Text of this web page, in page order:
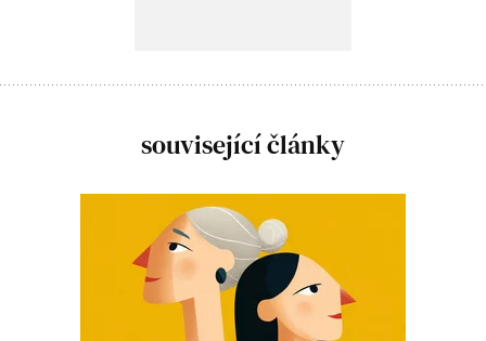
související články